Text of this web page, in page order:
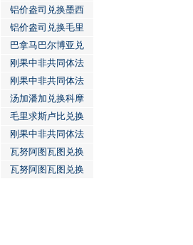
铝价盎司兑换墨西
铝价盎司兑换毛里
巴拿马巴尔博亚兑
刚果中非共同体法
刚果中非共同体法
汤加潘加兑换科摩
毛里求斯卢比兑换
刚果中非共同体法
瓦努阿图瓦图兑换
瓦努阿图瓦图兑换